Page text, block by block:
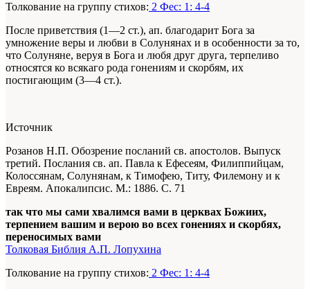
Толкование на группу стихов: 2 Фес: 1: 4-4
После приветствия (1—2 ст.), ап. благодарит Бога за
умножение веры и любви в Солунянах и в особенности за то,
что Солуняне, веруя в Бога и любя друг друга, терпеливо
относятся ко всякаго рода гонениям и скорбям, их
постигающим (3—4 ст.).
Источник
Розанов Н.П. Обозрение посланий св. апостолов. Выпуск
третий. Послания св. ап. Павла к Ефесеям, Филиппийцам,
Колоссянам, Солунянам, к Тимофею, Титу, Филемону и к
Евреям. Апокалипсис. М.: 1886. С. 71
так что мы сами хвалимся вами в церквах Божиих,
терпением вашим и верою во всех гонениях и скорбях,
переносимых вами
Толковая Библия А.П. Лопухина
Толкование на группу стихов: 2 Фес: 1: 4-4